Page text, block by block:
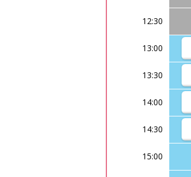
12:30
13:00
13:30
14:00
14:30
15:00